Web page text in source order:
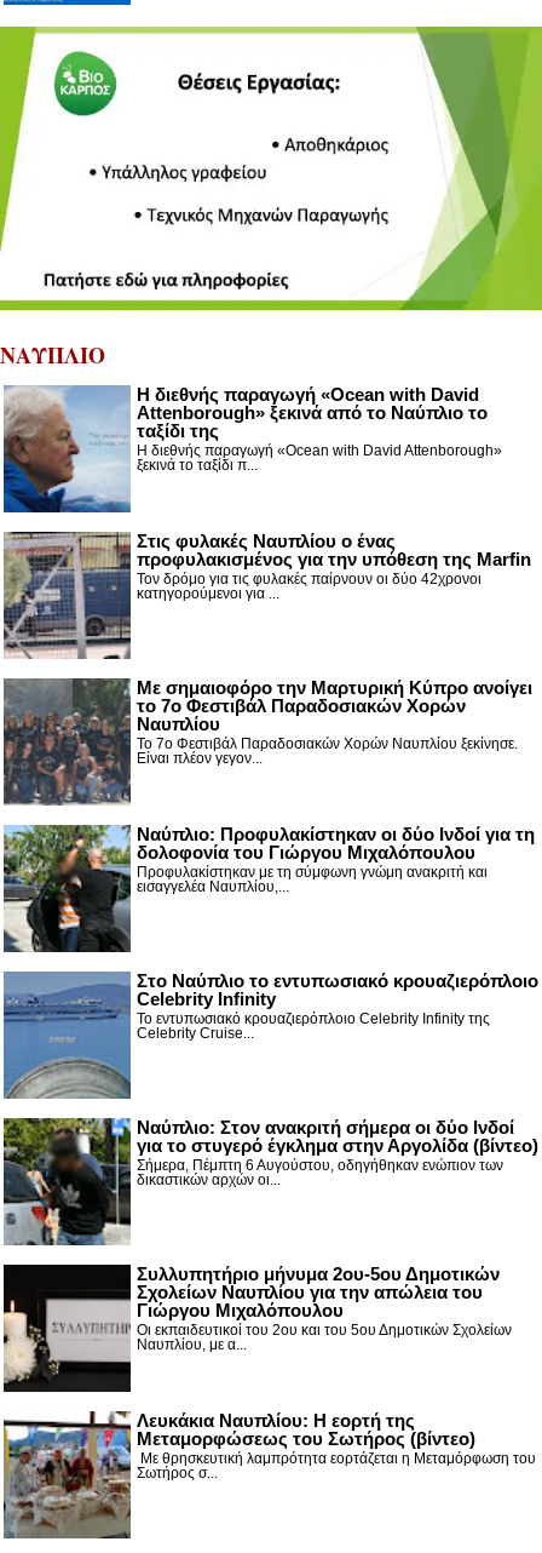
ΝΑΥΠΛΙΟ
Η διεθνής παραγωγή «Ocean with David
Attenborough» ξεκινά από το Ναύπλιο το
ταξίδι της
Η διεθνής παραγωγή «Ocean with David Attenborough»
ξεκινά το ταξίδι π...
Στις φυλακές Ναυπλίου ο ένας
προφυλακισμένος για την υπόθεση της Marfin
Τον δρόμο για τις φυλακές παίρνουν οι δύο 42χρονοι
κατηγορούμενοι για ...
Με σημαιοφόρο την Μαρτυρική Κύπρο ανοίγει
το 7ο Φεστιβάλ Παραδοσιακών Χορών
Ναυπλίου
Το 7ο Φεστιβάλ Παραδοσιακών Χορών Ναυπλίου ξεκίνησε.
Είναι πλέον γεγον...
Ναύπλιο: Προφυλακίστηκαν οι δύο Ινδοί για τη
δολοφονία του Γιώργου Μιχαλόπουλου
Προφυλακίστηκαν με τη σύμφωνη γνώμη ανακριτή και
εισαγγελέα Ναυπλίου,...
Στο Ναύπλιο το εντυπωσιακό κρουαζιερόπλοιο
Celebrity Infinity
Το εντυπωσιακό κρουαζιερόπλοιο Celebrity Infinity της
Celebrity Cruise...
Nαύπλιο: Στον ανακριτή σήμερα οι δύο Ινδοί
για το στυγερό έγκλημα στην Αργολίδα (βίντεο)
Σήμερα, Πέμπτη 6 Αυγούστου, οδηγήθηκαν ενώπιον των
δικαστικών αρχών οι...
Συλλυπητήριο μήνυμα 2ου-5ου Δημοτικών
Σχολείων Ναυπλίου για την απώλεια του
Γιώργου Μιχαλόπουλου
Οι εκπαιδευτικοί του 2ου και του 5ου Δημοτικών Σχολείων
Ναυπλίου, με α...
Λευκάκια Ναυπλίου: Η εορτή της
Μεταμορφώσεως του Σωτήρος (βίντεο)
Με θρησκευτική λαμπρότητα εορτάζεται η Μεταμόρφωση του
Σωτήρος σ...